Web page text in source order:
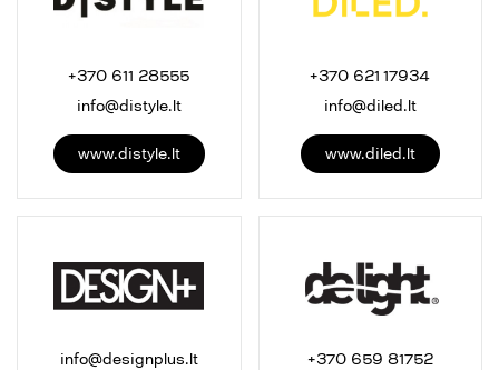
+370 611 28555
info@distyle.lt
www.distyle.lt
+370 621 17934
info@diled.lt
www.diled.lt
info@designplus.lt
+370 659 81752